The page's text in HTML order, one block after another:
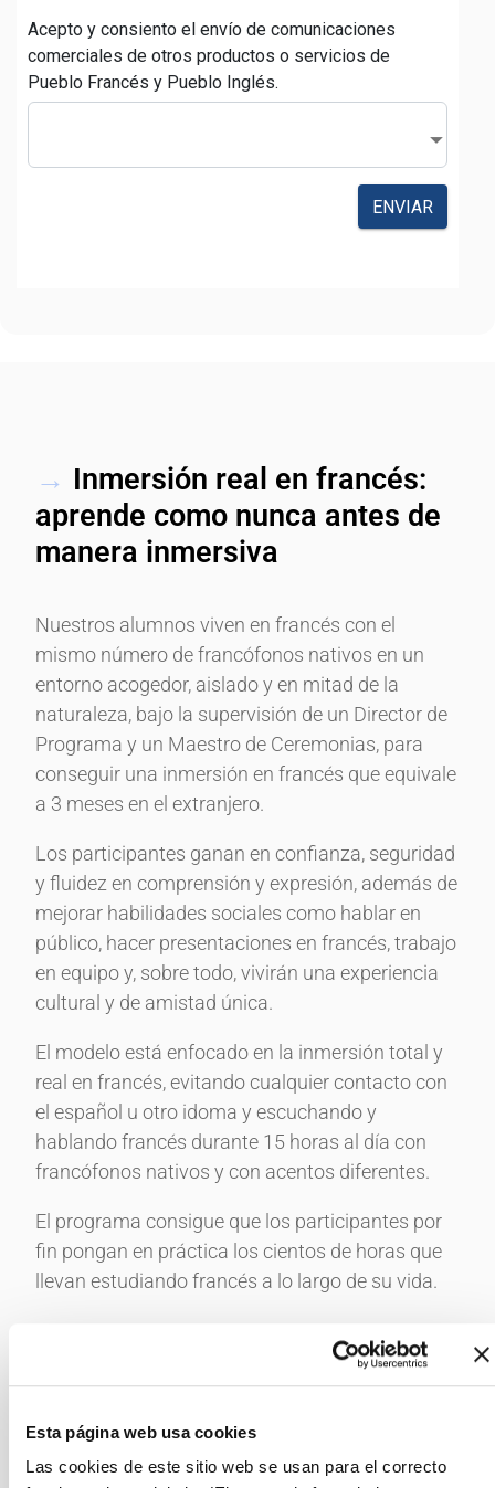
Esta página web usa cookies
Las cookies de este sitio web se usan para el correcto
→ Inmersión real en francés:
aprende como nunca antes de
manera inmersiva
Nuestros alumnos viven en francés con el
mismo número de francófonos nativos en un
entorno acogedor, aislado y en mitad de la
naturaleza, bajo la supervisión de un Director de
Programa y un Maestro de Ceremonias, para
conseguir una inmersión en francés que equivale
a 3 meses en el extranjero.
Los participantes ganan en confianza, seguridad
y fluidez en comprensión y expresión, además de
mejorar habilidades sociales como hablar en
público, hacer presentaciones en francés, trabajo
en equipo y, sobre todo, vivirán una experiencia
cultural y de amistad única.
El modelo está enfocado en la inmersión total y
real en francés, evitando cualquier contacto con
el español u otro idoma y escuchando y
hablando francés durante 15 horas al día con
francófonos nativos y con acentos diferentes.
El programa consigue que los participantes por
fin pongan en práctica los cientos de horas que
llevan estudiando francés a lo largo de su vida.